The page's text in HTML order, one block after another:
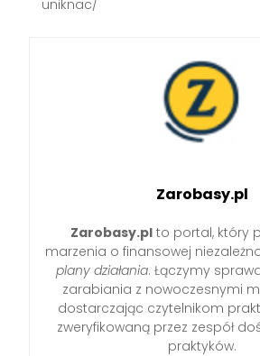
uniknac/
Zarobasy.pl
Zarobasy.pl to portal, który
marzenia o finansowej
plany działania. Łączymy
zarabiania z nowoczesnymi
dostarczając czytelnikom
zweryfikowaną przez zespół
praktyków.